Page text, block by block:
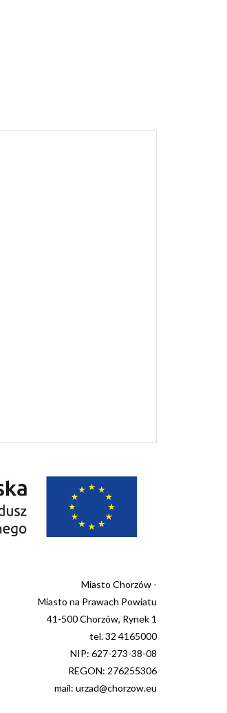
Miasto Chorzów -
Miasto na Prawach Powiatu
41-500 Chorzów, Rynek 1
tel. 32 4165000
NIP: 627-273-38-08
REGON: 276255306
mail: urzad@chorzow.eu